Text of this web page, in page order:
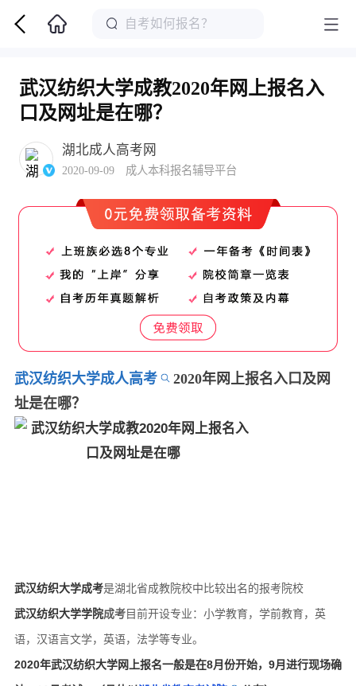
武汉纺织大学成教2020年网上报名入
口及网址是在哪？
湖北成人高考网
2020-09-09 成人本科报名辅导平台
武汉纺织大学成人高考
2020年网上报名入口及网
址是在哪？
武汉纺织大学成考是湖北省成教院校中比较出名的报考院校
武汉纺织大学学院成考目前开设专业：小学教育，学前教育，英
语，汉语言文学，英语，法学等专业。
2020年武汉纺织大学网上报名一般是在8月份开始，9月进行现场确